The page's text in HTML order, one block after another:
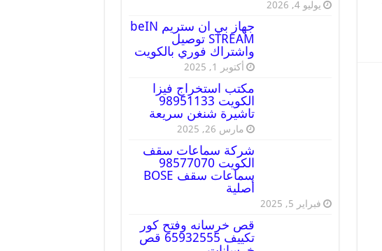
يوليو 4, 2026
جهاز بي ان ستريم beIN
STREAM توصيل
واشتراك فوري بالكويت
أكتوبر 1, 2025
مكتب استخراج فيزا
الكويت 98951133
تاشيرة شنغن سريعة
مارس 26, 2025
شركة سماعات سقف
الكويت 98577070
سماعات سقف BOSE
أصلية
فبراير 5, 2025
قص خرسانه وفتح كور
تكييف 65932555 قص